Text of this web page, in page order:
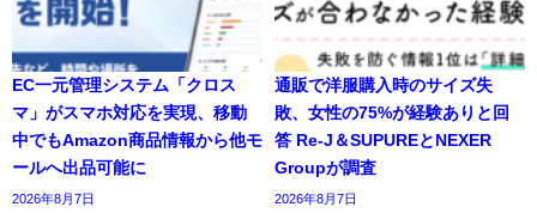
EC一元管理システム「クロス
マ」がスマホ対応を実現、移動
中でもAmazon商品情報から他モ
ールへ出品可能に
2026年8月7日
通販で洋服購入時のサイズ失
敗、女性の75%が経験ありと回
答 Re-J＆SUPUREとNEXER
Groupが調査
2026年8月7日